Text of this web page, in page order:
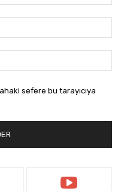
sefere bu tarayıcıya